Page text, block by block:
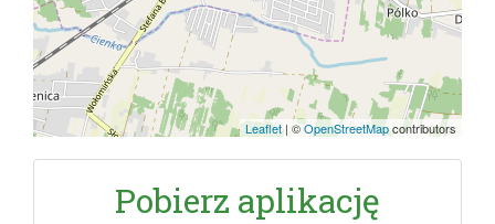
Leaflet | ©OpenStreetMapcontributors
Pobierz aplikację